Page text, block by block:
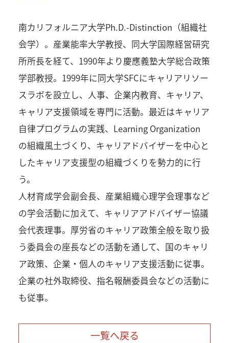
南カリフォルニア大学Ph.D.-Distinction（組織社
会学）。産業能率大学教授、同大学国際経営研究
所所長を経て、1990年より慶應義塾大学総合政策
学部教授。1999年に同大学SFCにキャリアリソー
スラボを設立し、人事、企業内教育、キャリア、
キャリア支援領域を専門に活動。最近はキャリア
自律プログラムの実践、Learning Organization
の組織風土づくり、キャリアドバイザーを中心と
したキャリア支援型の組織づくりを勢力的に行
う。
人材育成学会副会長、産業組織心理学会理事など
の学会活動に加えて、キャリアアドバイザー協議
会代表理事。厚労省のキャリア政策全般を取り扱
う委員会の座長などの活動を通して、国のキャリ
ア政策、企業・個人のキャリア支援活動に従事。
企業の社外取締役、指名報酬委員会などの活動に
も従事。
一覧へ戻る